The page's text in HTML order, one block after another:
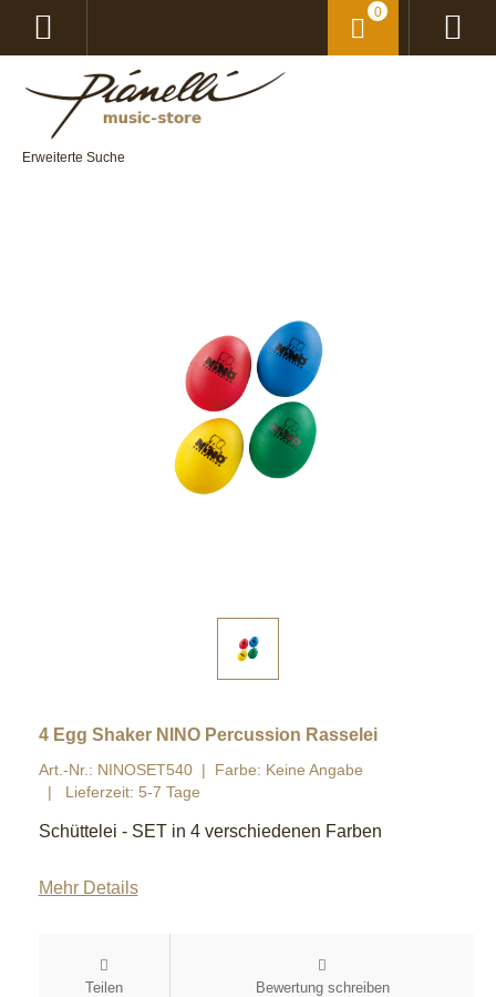
Erweiterte Suche
0
4 Egg Shaker NINO Percussion Rasselei
Art.-Nr.: NINOSET540
Farbe: Keine Angabe
Lieferzeit: 5-7 Tage
Schüttelei - SET in 4 verschiedenen Farben
Mehr Details
Teilen Bewertung schreiben